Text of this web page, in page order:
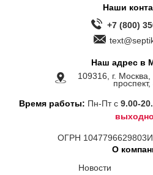
Наши
+7 (800)
Наш адрес в
109316, г. Москва,
Время работы: Пн-Пт с 9.00-
ОГРН 1047796629803
О
Новости